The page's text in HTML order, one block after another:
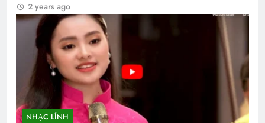
2 years ago
NHẠC LÍNH